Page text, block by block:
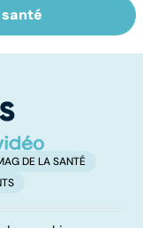
:
pas le
DE LA SANTÉ